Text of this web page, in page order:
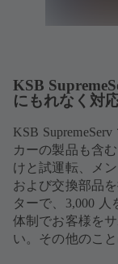
KSB
にもれなく対
KSB
カーの製品も含
けと試運転、メ
および交換部品
ターで、3,000
体制でお客様を
い。その他のこ